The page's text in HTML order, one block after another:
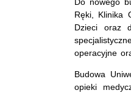
Do nowego
Ręki, Klinika
Dzieci oraz
operacyjne
Budowa
opieki